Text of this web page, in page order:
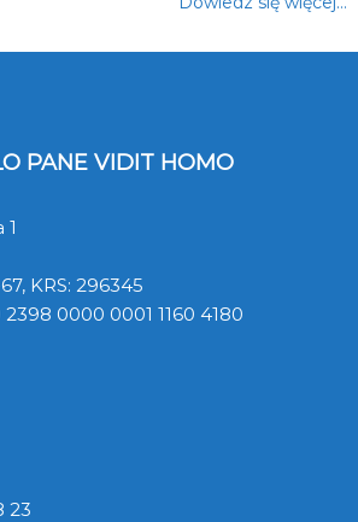
PANE VIDIT HOMO
1
KRS: 296345
0000 0001 1160 4180
23